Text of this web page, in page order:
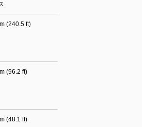
(240.5 ft)
(96.2 ft)
(48.1 ft)